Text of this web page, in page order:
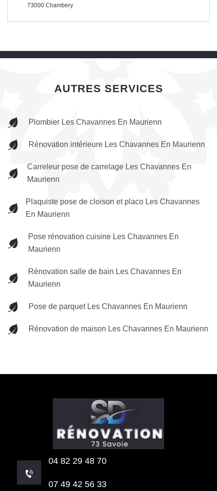
73000 Chambery
AUTRES SERVICES
Plombier Les Chavannes En Maurienn
Rénovation intérieure Les Chavannes En Maurienn
Carreleur pose de carrelage Les Chavannes En
Maurienn
Plaquiste pose de cloison et placo Les Chavannes
En Maurienn
Pose rénovation cuisine Les Chavannes En
Maurienn
Rénovation salle de bain Les Chavannes En
Maurienn
Pose de parquet Les Chavannes En Maurienn
Rénovation de maison Les Chavannes En Maurienn
04 82 29 48 70
07 49 42 56 33